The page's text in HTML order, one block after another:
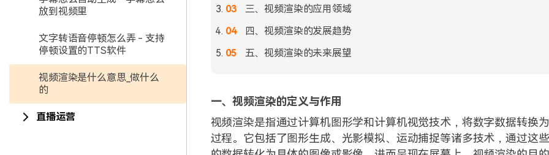
放到视频里
文字转语音停顿怎么弄 - 支持
停顿设置的TTS软件
视频渲染是什么意思_做什么
的
直播运营
三、视频渲染的应用领域
四、视频渲染的发展趋势
五、视频渲染的未来展望
一、视频渲染的定义与作用
视频渲染是指通过计算机图形学和计算机视觉技术，将数字数据转换
过程。它包括了图形生成、光影模拟、运动捕捉等诸多技术，通过这